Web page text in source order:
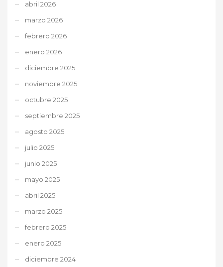
abril 2026
marzo 2026
febrero 2026
enero 2026
diciembre 2025
noviembre 2025
octubre 2025
septiembre 2025
agosto 2025
julio 2025
junio 2025
mayo 2025
abril 2025
marzo 2025
febrero 2025
enero 2025
diciembre 2024